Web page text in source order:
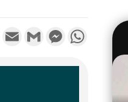
TwitterEmail Gmail MessengerWhatsApp